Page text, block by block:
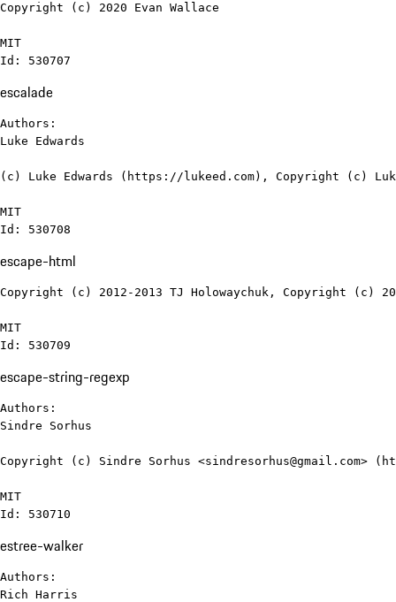
Copyright (c) 2020 Evan Wallace
MIT
Id: 530707
escalade
Authors:
Luke Edwards
(c) Luke Edwards (https://lukeed.com), Copyright (c) Luke
MIT
Id: 530708
escape-html
Copyright (c) 2012-2013 TJ Holowaychuk, Copyright (c)
MIT
Id: 530709
escape-string-regexp
Authors:
Sindre Sorhus
Copyright (c) Sindre Sorhus <sindresorhus@gmail.com>
MIT
Id: 530710
estree-walker
Authors:
Rich Harris